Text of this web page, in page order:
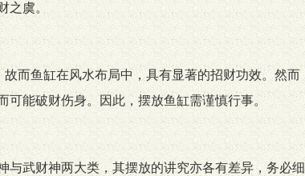
之虞。
故而鱼缸在风水布局中，具有显著的招财功效。然
可能破财伤身。因此，摆放鱼缸需谨慎行事。
与武财神两大类，其摆放的讲究亦各有差异，务必